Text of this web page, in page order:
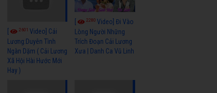
2601 Video] Cải
Lương:Duyên Tình
Ngàn Dặm ( Cải Lương
Xã Hội Hài Hước Mới
Hay )
2280Video] Đi Vào
Lòng Người Những
Trích Đoạn Cải Lương
Xưa | Danh Ca Vũ Linh